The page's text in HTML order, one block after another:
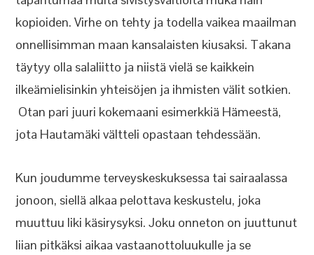
kopioiden. Virhe on tehty ja todella vaikea maailman
onnellisimman maan kansalaisten kiusaksi. Takana
täytyy olla salaliitto ja niistä vielä se kaikkein
ilkeämielisinkin yhteisöjen ja ihmisten välit sotkien.
Otan pari juuri kokemaani esimerkkiä Hämeestä,
jota Hautamäki vältteli opastaan tehdessään.
Kun joudumme terveyskeskuksessa tai sairaalassa
jonoon, siellä alkaa pelottava keskustelu, joka
muuttuu liki käsirysyksi. Joku onneton on juuttunut
liian pitkäksi aikaa vastaanottoluukulle ja se